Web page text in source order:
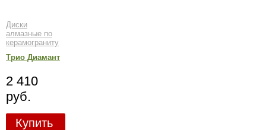
Диски
алмазные по
керамограниту
Трио Диамант
2 410
руб.
Купить